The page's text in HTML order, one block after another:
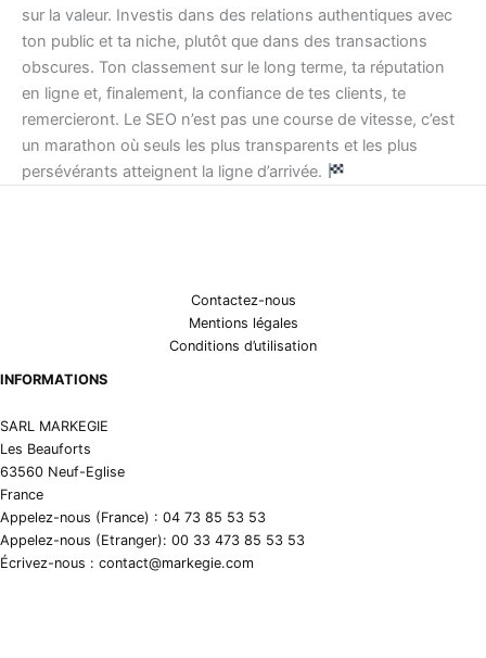
sur la valeur. Investis dans des relations authentiques avec
ton public et ta niche, plutôt que dans des transactions
obscures. Ton classement sur le long terme, ta réputation
en ligne et, finalement, la confiance de tes clients, te
remercieront. Le SEO n’est pas une course de vitesse, c’est
un marathon où seuls les plus transparents et les plus
persévérants atteignent la ligne d’arrivée.
Contactez-nous
Mentions légales
Conditions d’utilisation
INFORMATIONS
SARL MARKEGIE
Les Beauforts
63560 Neuf-Eglise
France
Appelez-nous (France) : 04 73 85 53 53
Appelez-nous (Etranger): 00 33 473 85 53 53
Écrivez-nous : contact@markegie.com